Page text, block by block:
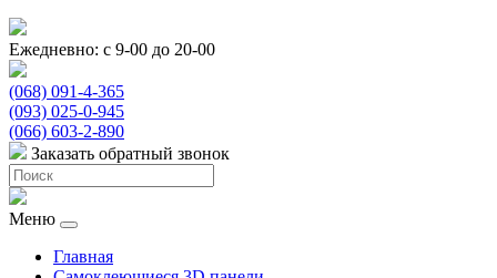
Ежедневно: с 9-00 до 20-00
(068) 091-4-365
(093) 025-0-945
(066) 603-2-890
Заказать обратный звонок
Меню
Главная